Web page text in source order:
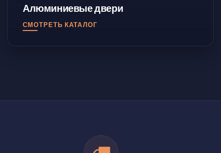
Алюминиевые двери
СМОТРЕТЬ КАТАЛОГ